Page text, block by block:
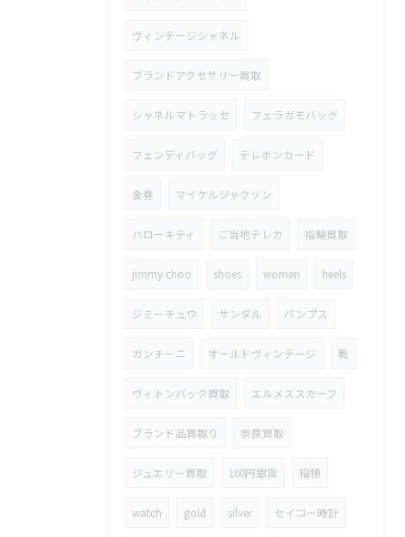
ヴィンテージシャネル
ブランドアクセサリー買取
シャネルマトラッセ フェラガモバッグ
フェンディバッグ テレホンカード
金券 マイケルジャクソン
ハローキティ ご当地テレカ 指輪買取
jimmy choo shoes women heels
ジミーチュウ サンダル パンプス
ガンチーニ オールドヴィンテージ 靴
ヴィトンバック買取 エルメススカーフ
ブランド品買取り 奈良買取
ジュエリー買取 100円銀貨 稲穂
watch gold silver セイコー時計